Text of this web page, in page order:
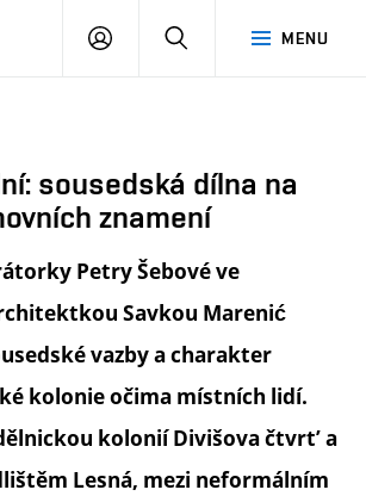
MENU
PŘIHLÁSIT
sousedská dílna na
znamení
Petry Šebové ve
Savkou Marenić
vazby a charakter
kolonie očima místních lidí.
kolonií Divišova čtvrt’ a
Lesná, mezi neformálním